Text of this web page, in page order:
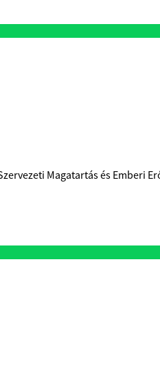
Magatartás és Emberi